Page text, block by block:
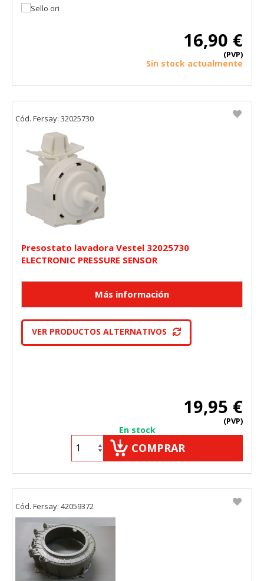
16,90 €
(PVP)
Sin stock actualmente
Presostato lavadora Vestel 32025730
ELECTRONIC PRESSURE SENSOR
VER PRODUCTOS ALTERNATIVOS
19,95 €
(PVP)
En stock
COMPRAR
Cód. Fersay: 32025730
Cód. Fersay: 42059372